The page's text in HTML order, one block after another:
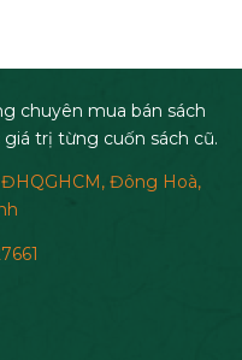
chuyên mua bán sách
trị từng cuốn sách cũ.
Đông Hoà,